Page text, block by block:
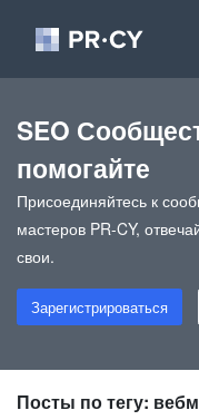
SEO
помогайте
Присоединяйтесь к
мастеров PR-CY,
свои.
Зарегистрироваться
Посты по тегу: